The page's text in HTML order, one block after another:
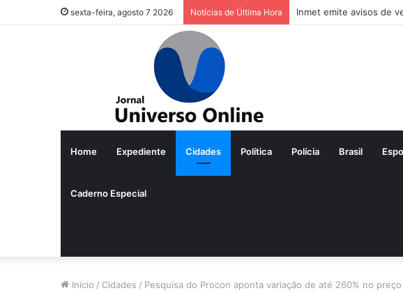
sexta-feira, agosto 7 2026 Notícias de Última Hora Inmet emite avisos de
Home Expediente Cidades Política Polícia Brasil
Caderno Especial
Início / Cidades / Pesquisa do Procon aponta variação de até 260% no